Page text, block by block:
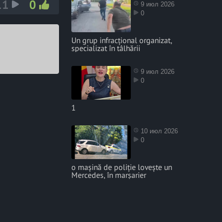
0
9 июл 2026
0
Un grup infracțional organizat,
specializat în tâlhării
9 июл 2026
0
1
10 июл 2026
0
o mașină de poliție lovește un
Mercedes, în marșarier